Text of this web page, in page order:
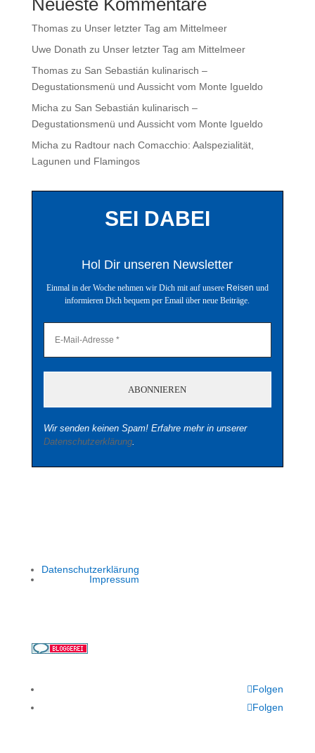
Thomaszu Unser letzter Tag am Mittelmeer
Uwe Donath zu Unser letzter Tag am Mittelmeer
Thomaszu San Sebastián kulinarisch –
Degustationsmenü und Aussicht vom Monte Igueldo
Micha zu San Sebastián kulinarisch –
Degustationsmenü und Aussicht vom Monte Igueldo
Micha zu Radtour nach Comacchio: Aalspezialität,
Lagunen und Flamingos
SEI DABEI
Hol Dir unseren Newsletter
Einmal in der Woche nehmen wir Dich mit auf unsere Reisen und
informieren Dich bequem per Email über neue Beiträge.
Wir senden keinen Spam! Erfahre mehr in unserer
Datenschutzerklärung.
Datenschutzerklärung
Impressum
Folgen
Folgen